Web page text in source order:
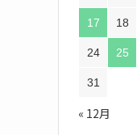
17 18
24 25
31
« 12月